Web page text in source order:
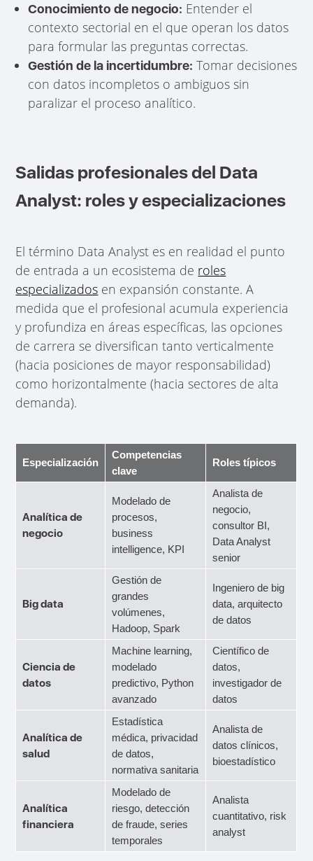
Conocimiento de negocio: Entender el
contexto sectorial en el que operan los datos
para formular las preguntas correctas.
Gestión de la incertidumbre: Tomar decisiones
con datos incompletos o ambiguos sin
paralizar el proceso analítico.
Salidas profesionales del Data
Analyst: roles y especializaciones
El término Data Analyst es en realidad el punto
de entrada a un ecosistema de roles
especializados en expansión constante. A
medida que el profesional acumula experiencia
y profundiza en áreas específicas, las opciones
de carrera se diversifican tanto verticalmente
(hacia posiciones de mayor responsabilidad)
como horizontalmente (hacia sectores de alta
demanda).
Especialización
Competencias
clave
Roles típicos
Analítica de
negocio
Modelado de
procesos,
business
intelligence, KPI
Analista de
negocio,
consultor BI,
Data Analyst
senior
Big data
Gestión de
grandes
volúmenes,
Hadoop, Spark
Ingeniero de big
data, arquitecto
de datos
Ciencia de
datos
Machine learning,
modelado
predictivo, Python
avanzado
Científico de
datos,
investigador de
datos
Analítica de
salud
Estadística
médica, privacidad
de datos,
normativa sanitaria
Analista de
datos clínicos,
bioestadístico
Analítica
financiera
Modelado de
riesgo, detección
de fraude, series
temporales
Analista
cuantitativo, risk
analyst